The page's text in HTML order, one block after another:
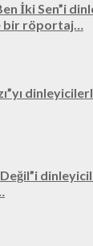
İki Sen”i
bir röportaj…